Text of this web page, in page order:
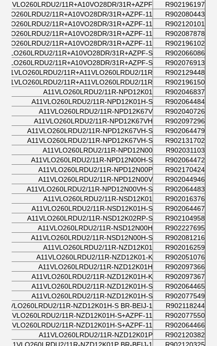
R902196197
A11VLO260LRDU2/11R+A10VO28DR/31R+AZPF
R902080443
11R+A10VO28DR/31R+AZPF-11
R902120101
11R+A10VO28DR/31R+AZPF-11
R902087878
11R+A10VO28DR/31R+AZPF-11
R902196102
11R+A10VO28DR/31R+AZPF-11
R902066086
11R+A10VO28DR/31R+AZPF-S
R902076913
11R+A10VO28DR/31R+AZPF-S
R902129448
A11VLO260LRDU2/11R+A11VLO260LRDU2/11R
R902196150
A11VLO260LRDU2/11R+A11VLO260LRDU2/11R
R902046837
A11VLO260LRDU2/11R-NPD12K01
R902064484
A11VLO260LRDU2/11R-NPD12K01H-S
R902040726
A11VLO260LRDU2/11R-NPD12K67V
R902097296
A11VLO260LRDU2/11R-NPD12K67VH
R902064479
A11VLO260LRDU2/11R-NPD12K67VH-S
R902131702
A11VLO260LRDU2/11R-NPD12K67VH-S
R902031103
A11VLO260LRDU2/11R-NPD12N00
R902064472
A11VLO260LRDU2/11R-NPD12N00H-S
R902170424
A11VLO260LRDU2/11R-NPD12N00P
R902044946
A11VLO260LRDU2/11R-NPD12N00V
R902064483
A11VLO260LRDU2/11R-NPD12N00VH-S
R902016376
A11VLO260LRDU2/11R-NSD12K01
R902064467
A11VLO260LRDU2/11R-NSD12K01H-S
R902104958
A11VLO260LRDU2/11R-NSD12K02RP-S
R902227695
A11VLO260LRDU2/11R-NSD12N00H
R902081216
A11VLO260LRDU2/11R-NSD12N00H-S
R902016259
A11VLO260LRDU2/11R-NZD12K01
R902051076
A11VLO260LRDU2/11R-NZD12K01-K
R902097366
A11VLO260LRDU2/11R-NZD12K01H
R902097367
A11VLO260LRDU2/11R-NZD12K01H-K
R902064465
A11VLO260LRDU2/11R-NZD12K01H-S
R902077549
A11VLO260LRDU2/11R-NZD12K01H-S
R902118244
11R-NZD12K01H-S BR-BEIJ-1
R902077550
A11VLO260LRDU2/11R-NZD12K01H-S+AZPF-11
R902064466
A11VLO260LRDU2/11R-NZD12K01H-S+AZPF-11
R902120382
A11VLO260LRDU2/11R-NZD12K01P